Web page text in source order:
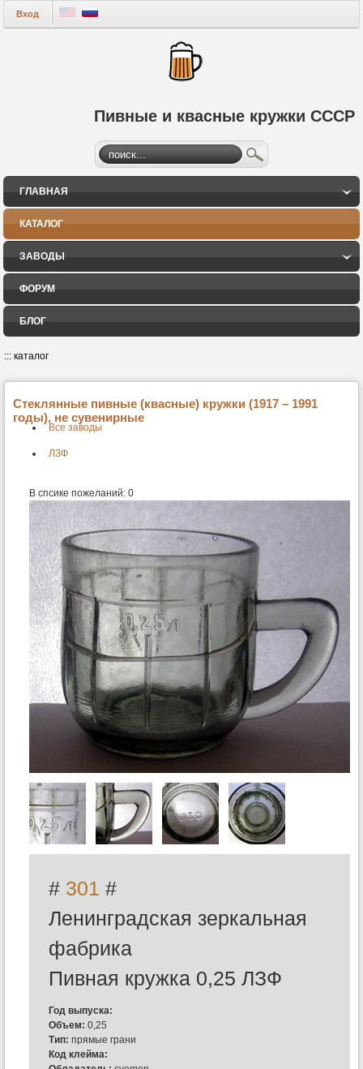
Пивные и квасные кружки СССР
Вход
ГЛАВНАЯ
КАТАЛОГ
ЗАВОДЫ
ФОРУМ
БЛОГ
::: каталог
Стеклянные пивные (квасные) кружки (1917 – 1991
годы), не сувенирные
Все заводы
ЛЗФ
В спсике пожеланий: 0
# 301 #
Ленинградская зеркальная
фабрика
Пивная кружка 0,25 ЛЗФ
Год выпуска:
Объем: 0,25
Тип: прямые грани
Код клейма: